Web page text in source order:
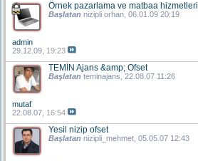
Örnek pazarlama ve matbaa hizmetleri
Başlatan nizipli orhan, 06.01.09 20:19
admin
29.12.09, 19:23
TEMİN Ajans &amp; Ofset
Başlatan teminajans, 22.08.07 11:26
mutaf
22.08.07, 16:54
Yesil nizip ofset
Başlatan nizipli_mehmet, 05.05.07 12:43